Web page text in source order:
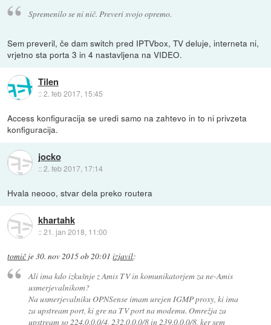
Spremenilo se ni nič. Preveri svojo opremo.
Sem preveril, če dam switch pred IPTVbox, TV deluje, interneta ni,
vrjetno sta porta 3 in 4 nastavljena na VIDEO.
Tilen
::2. feb 2017, 15:45
Access konfiguracija se uredi samo na zahtevo in to ni privzeta
konfiguracija.
jocko
::2. feb 2017, 17:14
Hvala neooo, stvar dela preko routera
khartahk
::21. jan 2018, 11:00
tomičje30. nov 2015 ob 20:01 izjavil:
Ali ima kdo izkušnje z Amis TV in komunikatorjem za ne-Amis
usmerjevalnikom?
Na usmerjevalniku OPNSense imam urejen IGMP proxy, ki ima
za upstream port, ki gre na TV port na modemu. Omrežja za
upstream so 224.0.0.0/4, 232.0.0.0/8 in 239.0.0.0/8, ker sem